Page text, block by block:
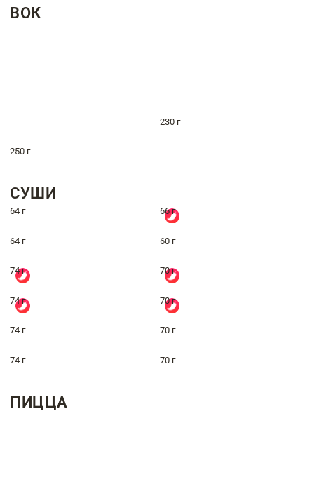
ВОК
230 г
250 г
СУШИ
64 г 66 г
64 г 60 г
74 г 70 г
74 г 70 г
74 г 70 г
74 г 70 г
ПИЦЦА